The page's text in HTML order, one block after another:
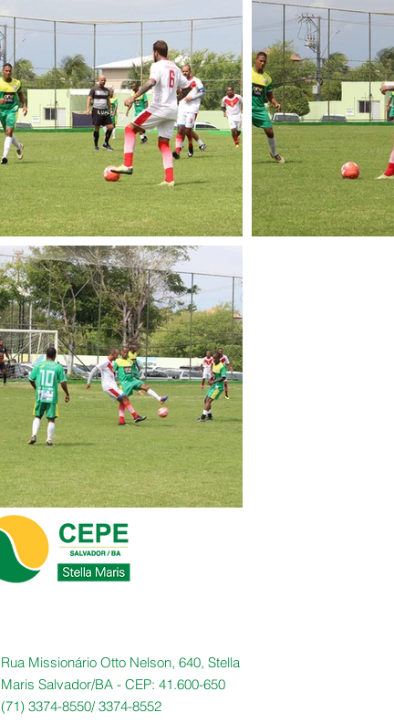
Rua Missionário Otto Nelson, 640, Stella
Maris Salvador/BA - CEP: 41.600-650
(71) 3374-8550/3374-8552